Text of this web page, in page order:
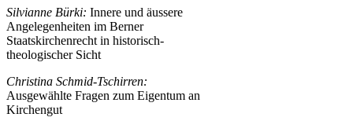
Silvianne Bürki: Innere und äussere
Angelegenheiten im Berner
Staatskirchenrecht in historisch-
theologischer Sicht
Christina Schmid-Tschirren:
Ausgewählte Fragen zum Eigentum an
Kirchengut